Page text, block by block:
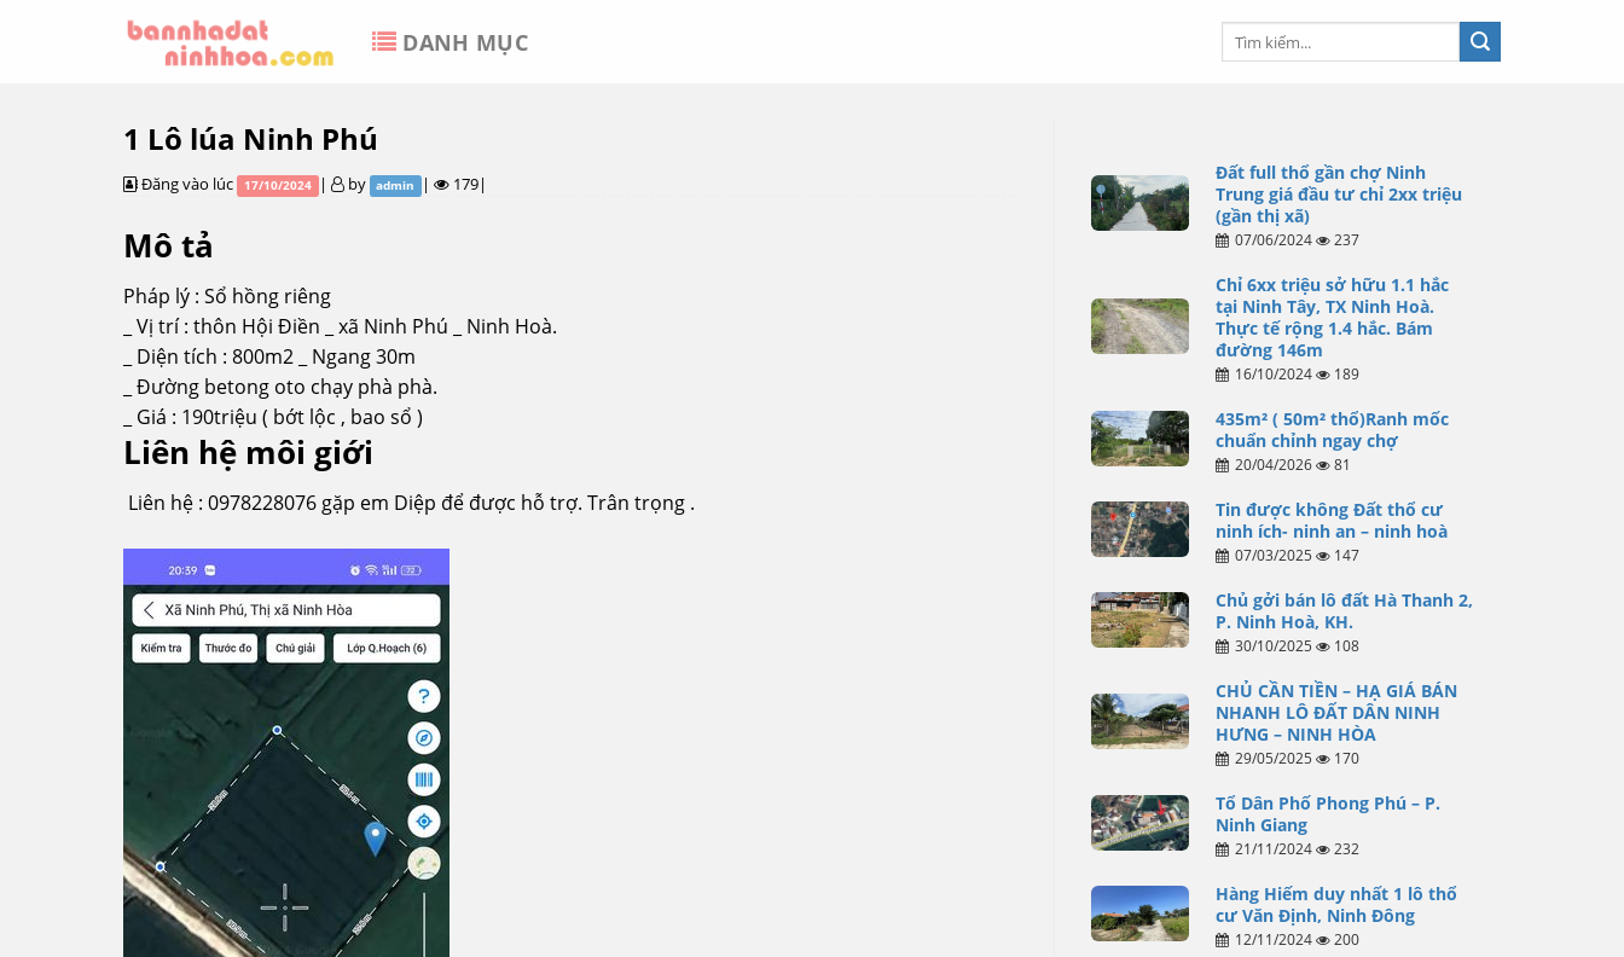
DANH MỤC
1 Lô lúa Ninh Phú
Đăng vào lúc 17/10/2024 | by admin | 179|
Mô tả
Pháp lý : Sổ hồng riêng
_ Vị trí : thôn Hội Điền _ xã Ninh Phú _ Ninh Hoà.
_ Diện tích : 800m2 _ Ngang 30m
_ Đường betong oto chạy phà phà.
_ Giá : 190triệu ( bớt lộc , bao sổ )
Liên hệ môi giới
Liên hệ : 0978228076 gặp em Diệp để được hỗ trợ. Trân trọng .
Đất full thổ gần chợ Ninh
Trung giá đầu tư chỉ 2xx triệu
(gần thị xã)
07/06/2024 237
Chỉ 6xx triệu sở hữu 1.1 hắc
tại Ninh Tây, TX Ninh Hoà.
Thực tế rộng 1.4 hắc. Bám
đường 146m
16/10/2024 189
435m² ( 50m² thổ)Ranh mốc
chuẩn chỉnh ngay chợ
20/04/2026 81
Tin được không Đất thổ cư
ninh ích- ninh an – ninh hoà
07/03/2025 147
Chủ gởi bán lô đất Hà Thanh 2,
P. Ninh Hoà, KH.
30/10/2025 108
CHỦ CẦN TIỀN – HẠ GIÁ BÁN
NHANH LÔ ĐẤT DÂN NINH
HƯNG – NINH HÒA
29/05/2025 170
Tổ Dân Phố Phong Phú – P.
Ninh Giang
21/11/2024 232
Hàng Hiếm duy nhất 1 lô thổ
cư Văn Định, Ninh Đông
12/11/2024 200